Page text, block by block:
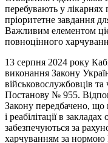
перебувають у лікарнях
пріоритетне завдання
Важливим елементом
повноцінного
13 серпня 2024 року
виконання Закону
військовослужбовців та
Постанову № 955.
Закону передбачено, що
і реабілітації в
забезпечуються за
харчуванням за нормою